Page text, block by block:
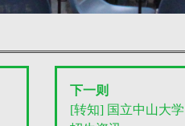
下一则
[转知] 国立中山大学